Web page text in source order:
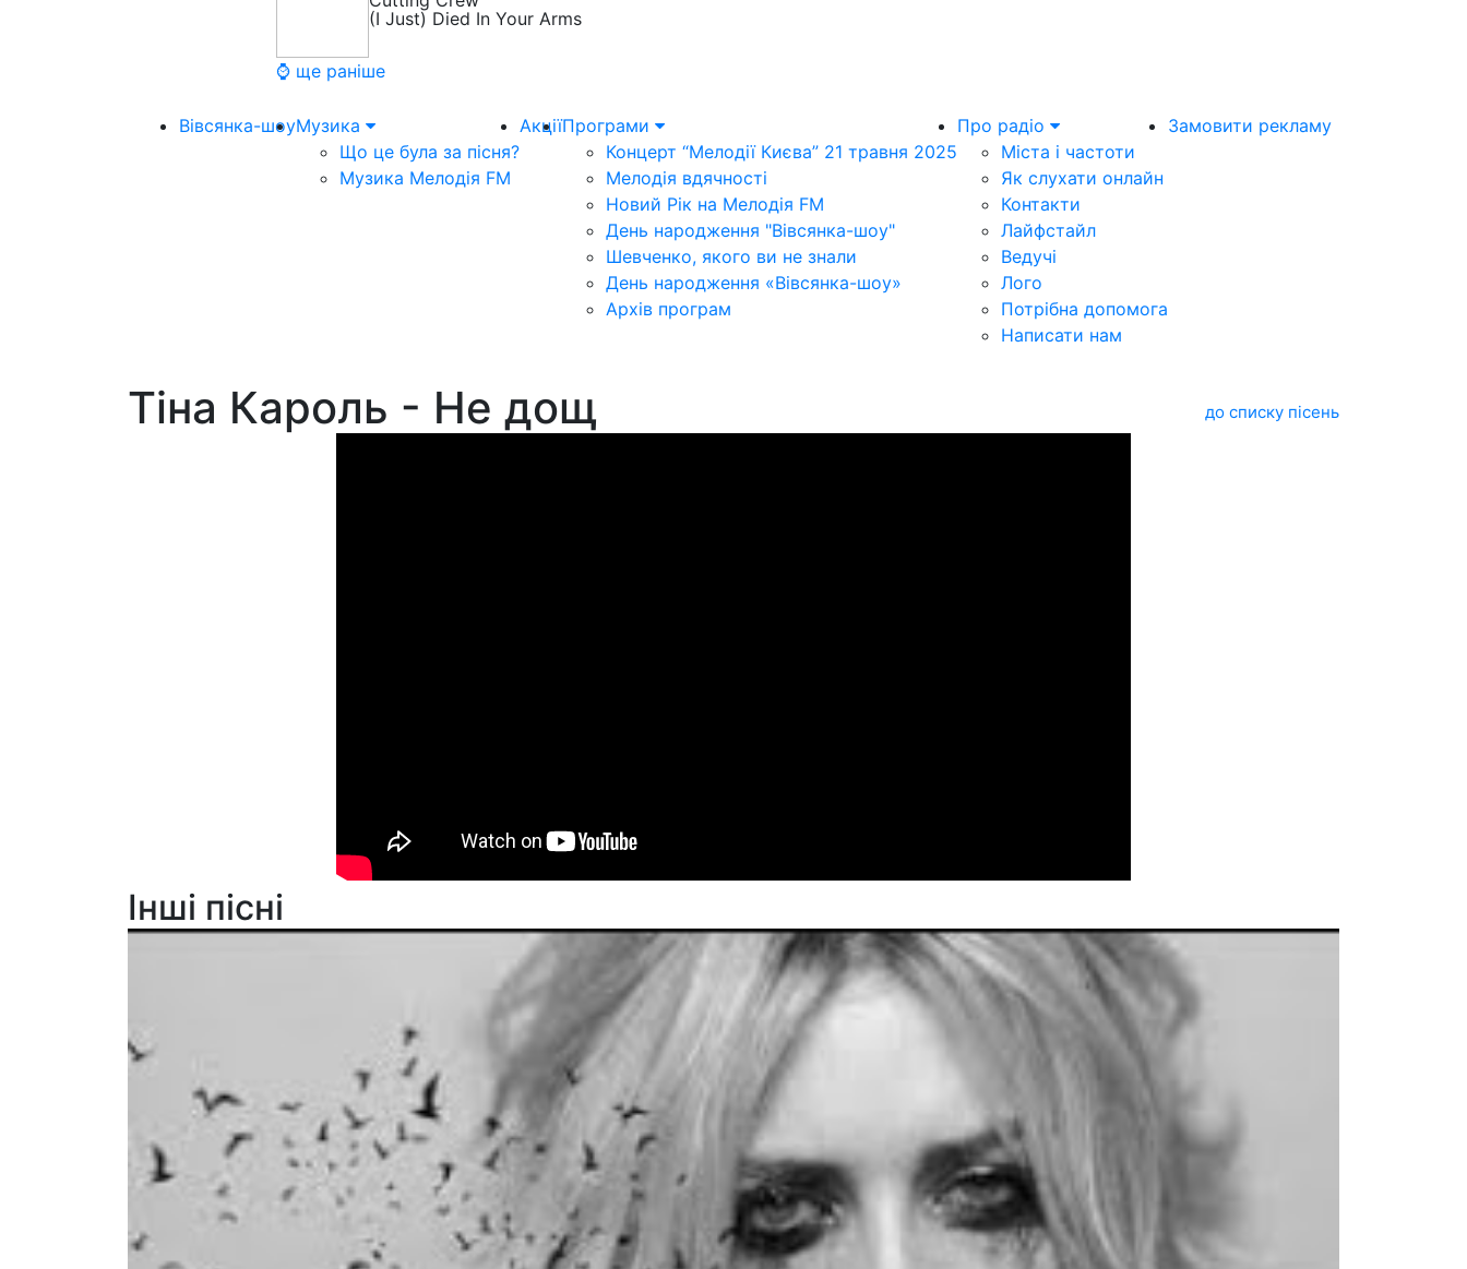
(I Just) Died In Your Arms
⌚ ще раніше
Вівсянка-шоуМузика
Що це була за пісня?
Музика Мелодія FM
АкціїПрограми
Концерт “Мелодії Києва” 21 травня 2025
Мелодія вдячності
Новий Рік на Мелодія FM
День народження "Вівсянка-шоу"
Шевченко, якого ви не знали
День народження «Вівсянка-шоу»
Архів програм
Про радіо
Міста і частоти
Як слухати онлайн
Контакти
Лайфстайл
Ведучі
Лого
Потрібна допомога
Написати нам
Замовити рекламу
Тіна Кароль - Не дощ до списку пісень
Інші пісні